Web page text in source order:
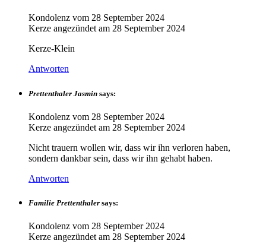
Kondolenz vom 28 September 2024
Kerze angezündet am 28 September 2024
Kerze-Klein
Antworten
Prettenthaler Jasmin says:
Kondolenz vom 28 September 2024
Kerze angezündet am 28 September 2024
Nicht trauern wollen wir, dass wir ihn verloren haben,
sondern dankbar sein, dass wir ihn gehabt haben.
Antworten
Familie Prettenthaler says:
Kondolenz vom 28 September 2024
Kerze angezündet am 28 September 2024